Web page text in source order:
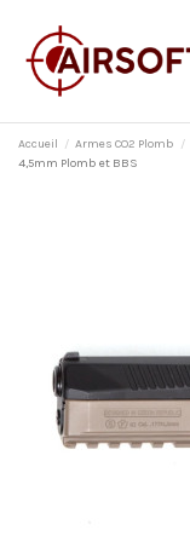
Accueil Armes CO2 Plomb
4,5mm Plomb et BBS